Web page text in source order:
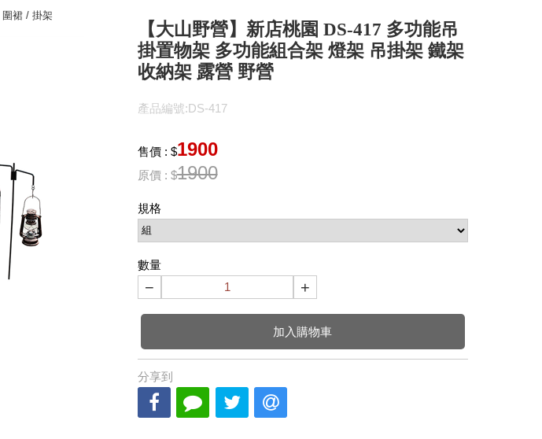
裙 / 掛架
【大山野營】新店桃園 DS-417 多功能吊
掛置物架 多功能組合架 燈架 吊掛架 鐵架
收納架 露營 野營
產品編號:DS-417
售價 : $1900
原價 : $1900
規格
數量
− +
加入購物車
分享到